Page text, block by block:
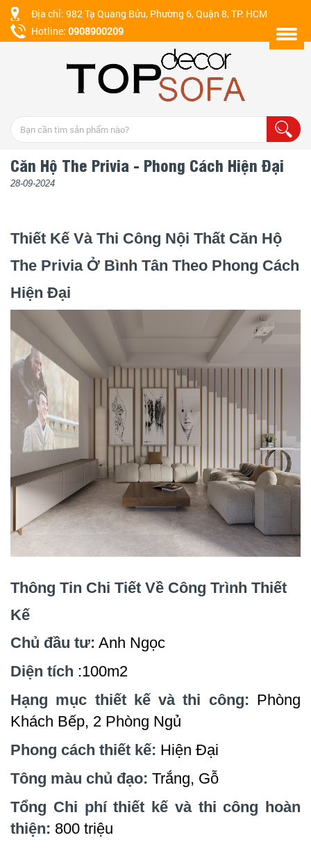
Địa chỉ: 982 Tạ Quang Bửu, Phường 6, Quận 8, TP. HCM
Hotline: 0908900209
Căn Hộ The Privia - Phong Cách Hiện Đại
28-09-2024
Thiết Kế Và Thi Công Nội Thất Căn Hộ
The Privia Ở Bình Tân Theo Phong Cách
Hiện Đại
Thông Tin Chi Tiết Về Công Trình Thiết
Kế
Chủ đầu tư: Anh Ngọc
Diện tích :100m2
Hạng mục thiết kế và thi công: Phòng
Khách Bếp, 2 Phòng Ngủ
Phong cách thiết kế: Hiện Đại
Tông màu chủ đạo: Trắng, Gỗ
Tổng Chi phí thiết kế và thi công hoàn
thiện: 800 triệu